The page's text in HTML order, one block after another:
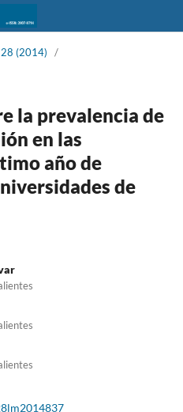
(2014)
/
la prevalencia de
en las
año de
de